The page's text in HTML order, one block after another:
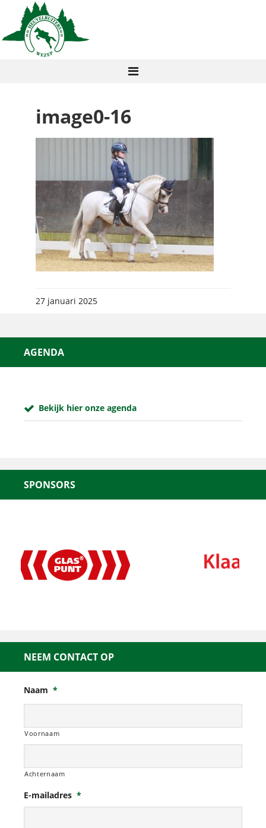
image0-16
27 januari 2025
AGENDA
Bekijk hier onze agenda
SPONSORS
NEEM CONTACT OP
Naam *
Voornaam
Achternaam
E-mailadres *